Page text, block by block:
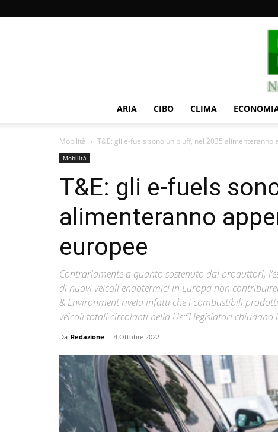
ARIA CIBO CLIMA
Mobilità T&E: gli e-fuels sono un bluff, nel 2035 alimenteranno
Mobilità
T&E: gli e-fuels
alimenteranno
europee
Contrariamente a quanto sostenuto dai produttori,
di nuovi veicoli endotermici in Europa non
& Environment rivela infatti che i combustibili
veicoli totali circolanti nella Ue:“I legislatori
Da Redazione - 4 Ottobre 2022